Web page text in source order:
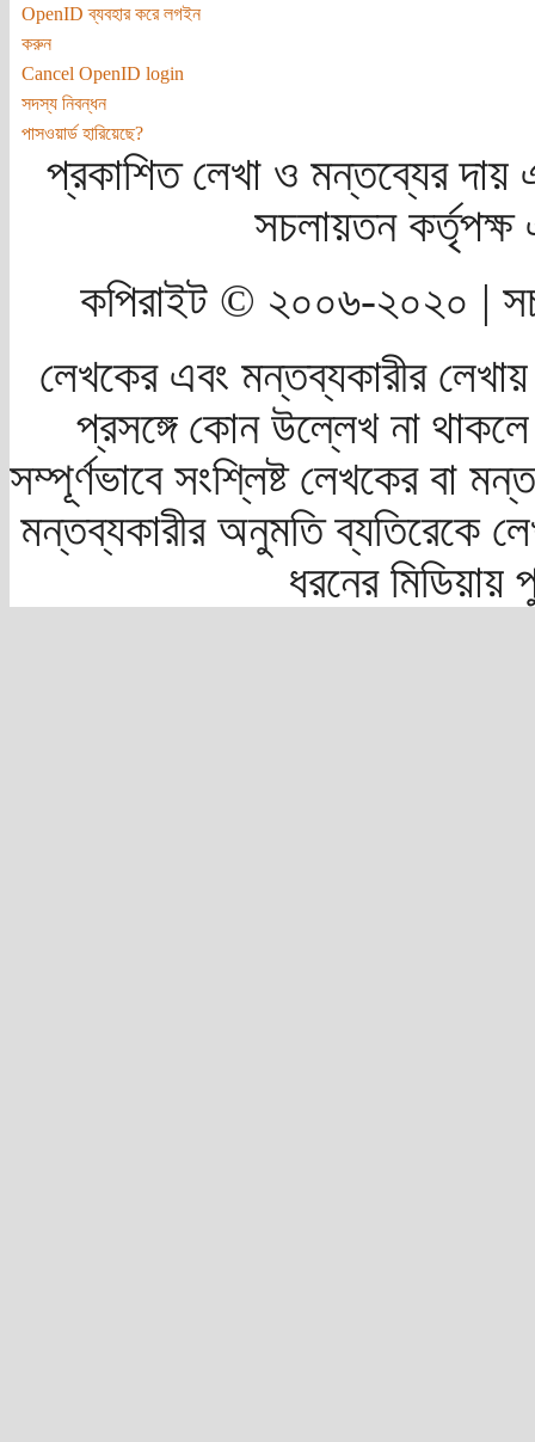
OpenID ব্যবহার করে লগইন
করুন
Cancel OpenID login
সদস্য নিবন্ধন
পাসওয়ার্ড হারিয়েছে?
প্রকাশিত লেখা ও মন্তব্যের দায়
সচলায়তন
কপিরাইট © ২০০৬-২০২০ |
লেখকের এবং মন্তব্যকারীর
প্রসঙ্গে কোন উল্লেখ না
সম্পূর্ণভাবে সংশ্লিষ্ট লেখকের বা
মন্তব্যকারীর অনুমতি ব্যতিরেকে
ধরনের মিডিয়ায়